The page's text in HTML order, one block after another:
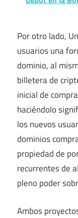
Por otro lado,
usuarios una
dominio, al
billetera de
inicial de
haciéndolo
los nuevos
dominios
propiedad de
recurrentes de
pleno poder
Ambos